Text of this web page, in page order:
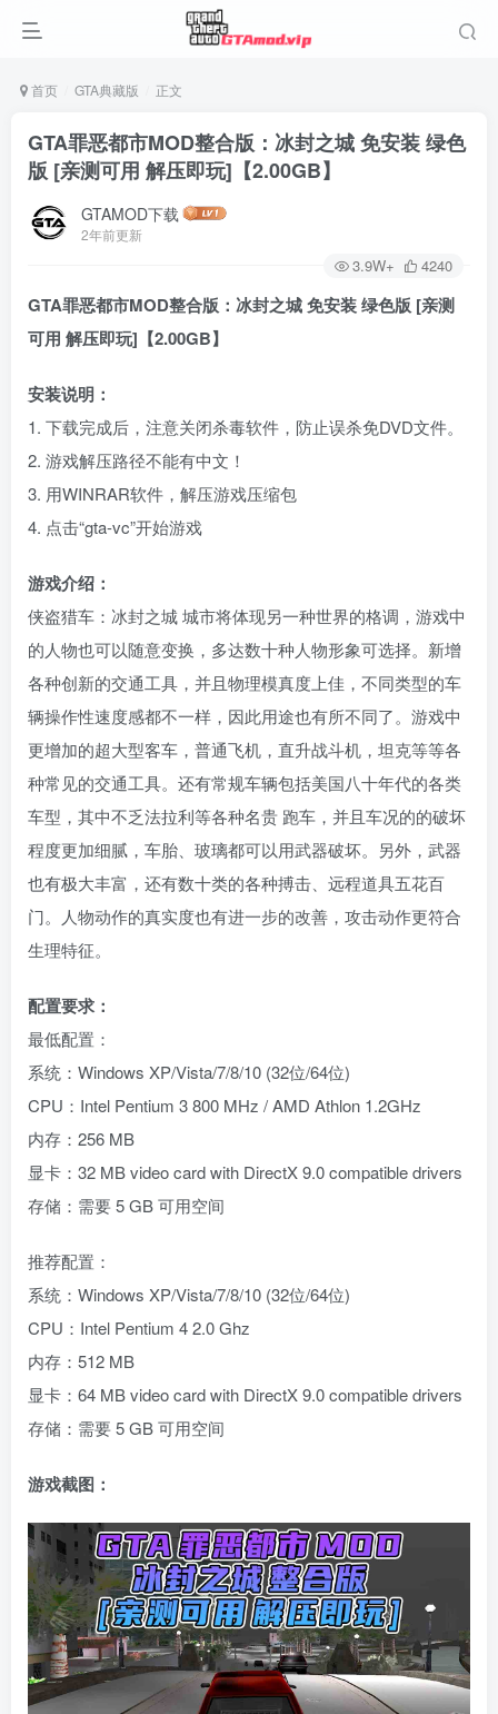
首页 GTA典藏版 正文
GTA罪恶都市MOD整合版：冰封之城 免安装 绿色
版 [亲测可用 解压即玩]【2.00GB】
GTAMOD下载
2年前更新
3.9W+ 4240
GTA罪恶都市MOD整合版：冰封之城 免安装 绿色版 [亲测
可用 解压即玩]【2.00GB】
安装说明：
1. 下载完成后，注意关闭杀毒软件，防止误杀免DVD文件。
2. 游戏解压路径不能有中文！
3. 用WINRAR软件，解压游戏压缩包
4. 点击“gta-vc”开始游戏
游戏介绍：
侠盗猎车：冰封之城 城市将体现另一种世界的格调，游戏中
的人物也可以随意变换，多达数十种人物形象可选择。新增
各种创新的交通工具，并且物理模真度上佳，不同类型的车
辆操作性速度感都不一样，因此用途也有所不同了。游戏中
更增加的超大型客车，普通飞机，直升战斗机，坦克等等各
种常见的交通工具。还有常规车辆包括美国八十年代的各类
车型，其中不乏法拉利等各种名贵 跑车，并且车况的的破坏
程度更加细腻，车胎、玻璃都可以用武器破坏。另外，武器
也有极大丰富，还有数十类的各种搏击、远程道具五花百
门。人物动作的真实度也有进一步的改善，攻击动作更符合
生理特征。
配置要求：
最低配置：
系统：Windows XP/Vista/7/8/10 (32位/64位)
CPU：Intel Pentium 3 800 MHz / AMD Athlon 1.2GHz
内存：256 MB
显卡：32 MB video card with DirectX 9.0 compatible drivers
存储：需要 5 GB 可用空间
推荐配置：
系统：Windows XP/Vista/7/8/10 (32位/64位)
CPU：Intel Pentium 4 2.0 Ghz
内存：512 MB
显卡：64 MB video card with DirectX 9.0 compatible drivers
存储：需要 5 GB 可用空间
游戏截图：